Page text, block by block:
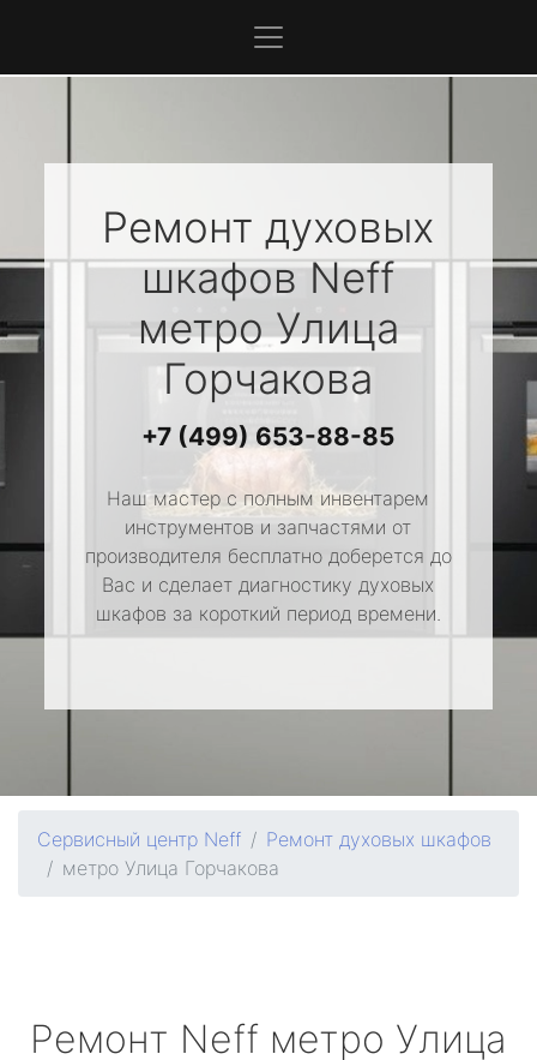
Ремонт духовых
шкафовNeff
метро Улица
Горчакова
+7 (499) 653-88-85
Наш мастер с полным инвентарем
инструментов и запчастями от
производителя бесплатно доберется до
Вас и сделает диагностику духовых
шкафов за короткий период времени.
Сервисный центр Neff
Ремонт духовых шкафов
метро Улица Горчакова
Ремонт Neff метро Улица